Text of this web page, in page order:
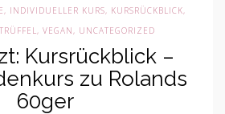
, INDIVIDUELLER KURS, KURSRÜCKBLICK,
VEGAN, UNCATEGORIZED
Kursrückblick –
zu Rolands
60ger